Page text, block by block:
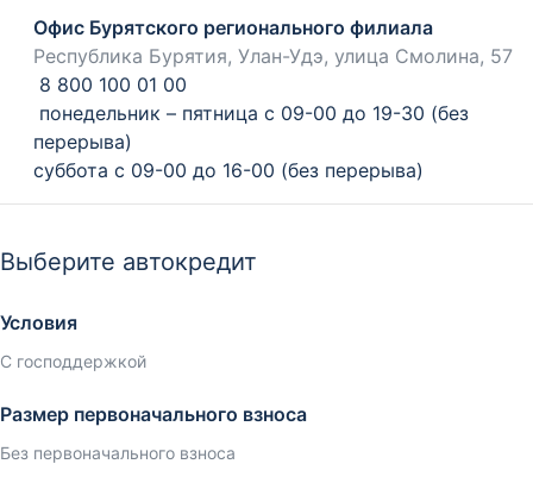
Офис Бурятского регионального филиала
Республика Бурятия, Улан-Удэ, улица Смолина, 57
8 800 100 01 00
понедельник – пятница с 09-00 до 19-30 (без
перерыва)
суббота с 09-00 до 16-00 (без перерыва)
Выберите автокредит
Условия
С господдержкой
Размер первоначального взноса
Без первоначального взноса